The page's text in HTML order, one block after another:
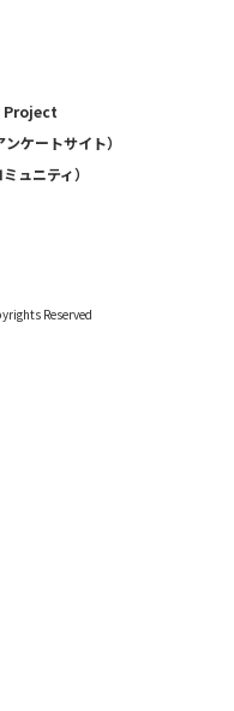
Project
ケートサイト）
ュニティ）
Reserved